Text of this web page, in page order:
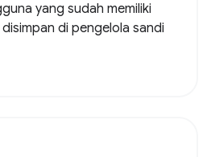
yang sudah memiliki
di pengelola sandi